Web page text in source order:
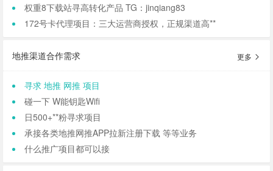
权重8下载站寻高转化产品 TG：jinqiang83
172号卡代理项目：三大运营商授权，正规渠道高**
地推渠道合作需求 更多
寻求 地推 网推 项目
碰一下 W能钥匙Wifi
日500+**粉寻求项目
承接各类地推网推APP拉新注册下载 等等业务
什么推广项目都可以接